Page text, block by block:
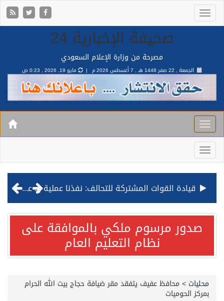
صحيفة الإخبارية 24
مصرحة من وزارة الإعلام السعودي
الجمعة , 22 صفر 1448 هـ , 7 أغسطس 2026 م | مايو 19, 2026 , 0:23 ص
قيادة القوات المشتركة للتحالف: نفذنا عملية رد عسكري متناسبة لأهداف عسكرية مشروعة تابعة للمليشيا الحوثية الإرهابية في محافظة الحديدة
مصدر مسؤول بالهيئة العامة للنقل: استهداف السفينة السعودية NCC MASA خلال إبحارها في البحر الأحمر نتج عنه إصابة طفيفة في بدنها صدور مرسوم ملكي بالموافقة على
نظام التعليم العام
محليات > محافظ عفيف يتفقد مقر ضيافة حجاج بيت الله الحرام
بمركز الحوميات